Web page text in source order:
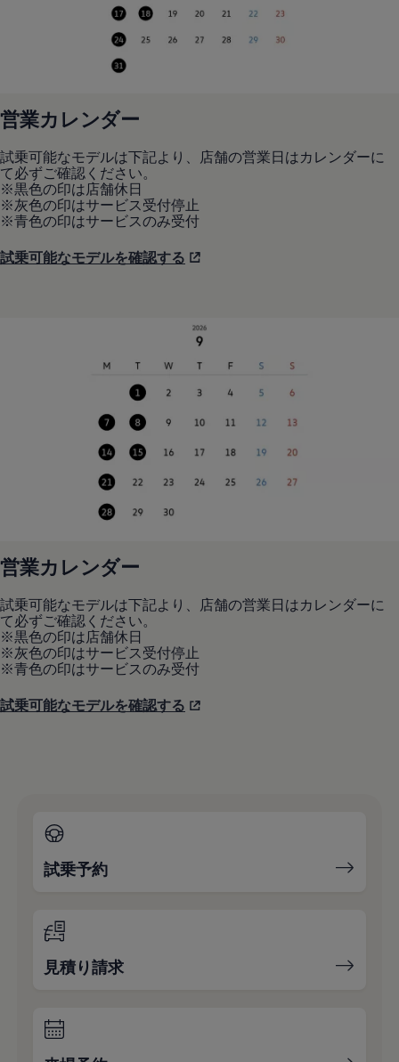
営業カレンダー
試乗可能なモデルは下記より、店舗の営業日はカレンダーに
て必ずご確認ください。
※黒色の印は店舗休日
※灰色の印はサービス受付停止
※青色の印はサービスのみ受付
試乗可能なモデルを確認する
営業カレンダー
試乗可能なモデルは下記より、店舗の営業日はカレンダーに
て必ずご確認ください。
※黒色の印は店舗休日
※灰色の印はサービス受付停止
※青色の印はサービスのみ受付
試乗可能なモデルを確認する
試乗予約
見積り請求